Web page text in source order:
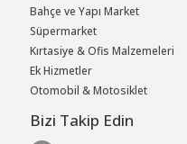
Bahçe ve Yapı Market
Süpermarket
Kırtasiye & Ofis Malzemeleri
Ek Hizmetler
Otomobil & Motosiklet
Bizi Takip Edin